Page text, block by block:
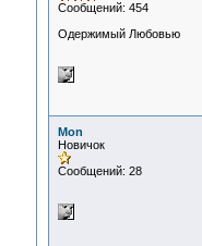
Сообщений: 454
Одержимый Любовью
Mon
Новичок
Сообщений: 28